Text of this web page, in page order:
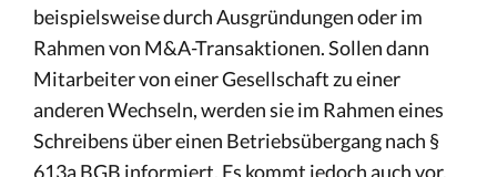
beispielsweise durch Ausgründungen oder im
Rahmen von M&A-Transaktionen. Sollen dann
Mitarbeiter von einer Gesellschaft zu einer
anderen Wechseln, werden sie im Rahmen eines
Schreibens über einen Betriebsübergang nach §
613a BGB informiert. Es kommt jedoch auch vor,